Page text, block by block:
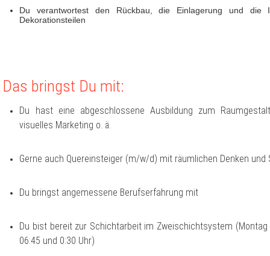
Du verantwortest den Rückbau, die Einlagerung und die
Dekorationsteilen
Das bringst Du mit:
Du hast eine abgeschlossene Ausbildung zum
visuelles Marketing o. ä.
Gerne auch Quereinsteiger (m/w/d) mit räumlichen Denken und
Du bringst angemessene Berufserfahrung mit
Du bist bereit zur Schichtarbeit im Zweischichtsystem
06:45 und 0:30 Uhr)